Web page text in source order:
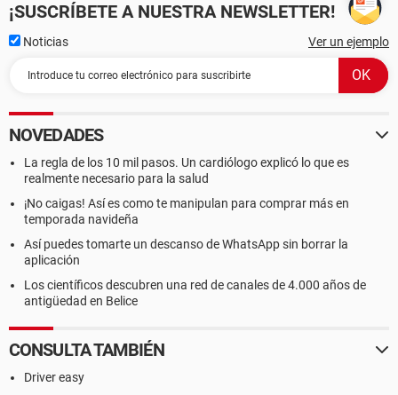
¡SUSCRÍBETE A NUESTRA NEWSLETTER!
Noticias Ver un ejemplo
NOVEDADES
La regla de los 10 mil pasos. Un cardiólogo explicó lo que es
realmente necesario para la salud
¡No caigas! Así es como te manipulan para comprar más en
temporada navideña
Así puedes tomarte un descanso de WhatsApp sin borrar la
aplicación
Los científicos descubren una red de canales de 4.000 años de
antigüedad en Belice
CONSULTA TAMBIÉN
Driver easy